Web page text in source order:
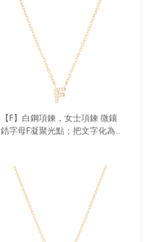
【F】白鋼項鍊，女士項鍊 微鑲
鋯字母F凝聚光點；把文字化為